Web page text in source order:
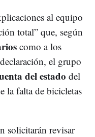
al equipo
total” que, según
como a los
el grupo
del estado del
la falta de bicicletas
solicitarán revisar